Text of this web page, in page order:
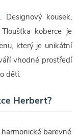
. Designový kousek,
koberce je
který je unikátní
vhodné prostředí
děti.
Herbert?
barevné